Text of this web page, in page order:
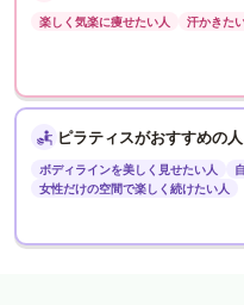
楽しく気楽に痩せたい人 汗かきた
ピラティスがおすすめの人
ボディラインを美しく見せたい人
女性だけの空間で楽しく続けたい人